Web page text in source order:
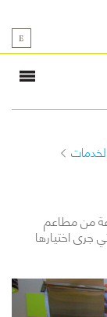
من مطاعم
جرى اختيارها